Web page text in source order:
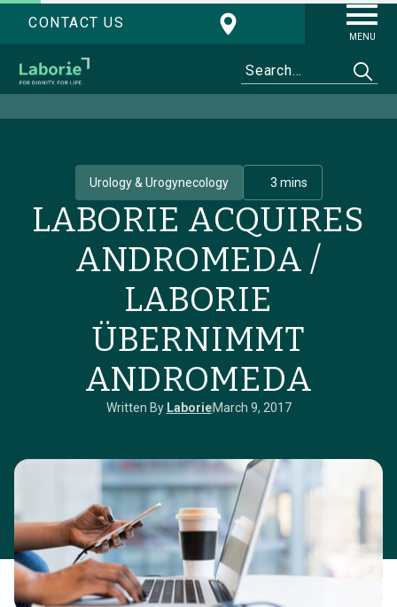
CONTACT US
MENU
Urology & Urogynecology 3 mins
LABORIE ACQUIRES
ANDROMEDA /
LABORIE
ÜBERNIMMT
ANDROMEDA
Written By LaborieMarch 9, 2017